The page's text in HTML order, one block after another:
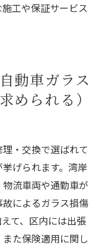
工や保証サービス
動車ガラス
められる）
・交換で選ばれて
げられます。湾岸
流車両や通勤車が
によるガラス損傷
て、区内には出張
た保険適用に関し